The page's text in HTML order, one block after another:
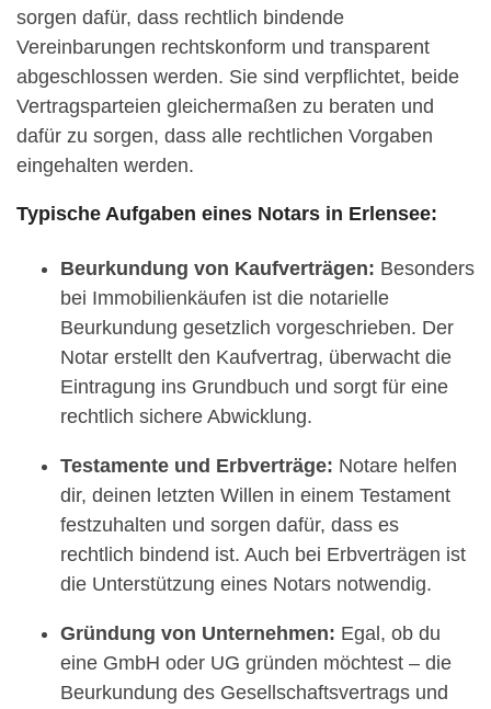
sorgen dafür, dass rechtlich bindende
Vereinbarungen rechtskonform und transparent
abgeschlossen werden. Sie sind verpflichtet, beide
Vertragsparteien gleichermaßen zu beraten und
dafür zu sorgen, dass alle rechtlichen Vorgaben
eingehalten werden.
Typische Aufgaben eines Notars in Erlensee:
Beurkundung von Kaufverträgen: Besonders
bei Immobilienkäufen ist die notarielle
Beurkundung gesetzlich vorgeschrieben. Der
Notar erstellt den Kaufvertrag, überwacht die
Eintragung ins Grundbuch und sorgt für eine
rechtlich sichere Abwicklung.
Testamente und Erbverträge: Notare helfen
dir, deinen letzten Willen in einem Testament
festzuhalten und sorgen dafür, dass es
rechtlich bindend ist. Auch bei Erbverträgen ist
die Unterstützung eines Notars notwendig.
Gründung von Unternehmen: Egal, ob du
eine GmbH oder UG gründen möchtest – die
Beurkundung des Gesellschaftsvertrags und